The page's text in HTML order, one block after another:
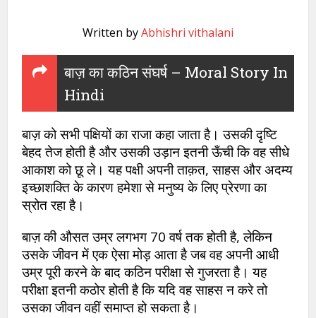
Written byAbhishri vithalani
बाज़ का कठिन संघर्ष – Moral Story In
Hindi
बाज़ को सभी पक्षियों का राजा कहा जाता है। उसकी दृष्टि
बेहद तेज होती है और उसकी उड़ान इतनी ऊँची कि वह सीधे
आकाश को छू ले। यह पक्षी अपनी ताक़त, साहस और अदम्य
इच्छाशक्ति के कारण हमेशा से मनुष्य के लिए प्रेरणा का
स्रोत रहा है।
बाज़ की औसत उम्र लगभग 70 वर्ष तक होती है, लेकिन
उसके जीवन में एक ऐसा मोड़ आता है जब वह अपनी आधी
उम्र पूरी करने के बाद कठिन परीक्षा से गुजरता है। यह
परीक्षा इतनी कठोर होती है कि यदि वह साहस न करे तो
उसका जीवन वहीं समाप्त हो सकता है।